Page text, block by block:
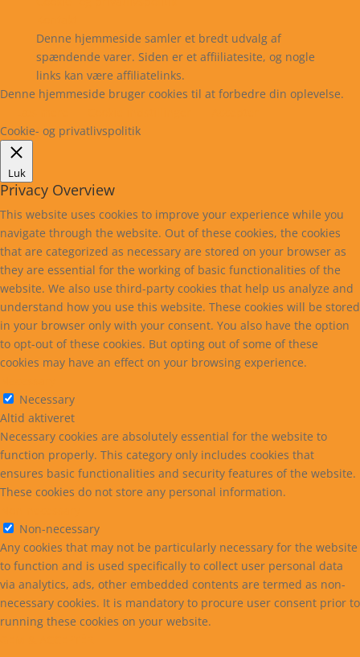
Denne hjemmeside samler et bredt udvalg af
spændende varer. Siden er et affiiliatesite, og nogle
links kan være affiliatelinks.
Denne hjemmeside bruger cookies til at forbedre din oplevelse.
Cookie- og privatlivspolitik
Luk
Privacy Overview
This website uses cookies to improve your experience while you
navigate through the website. Out of these cookies, the cookies
that are categorized as necessary are stored on your browser as
they are essential for the working of basic functionalities of the
website. We also use third-party cookies that help us analyze and
understand how you use this website. These cookies will be stored
in your browser only with your consent. You also have the option
to opt-out of these cookies. But opting out of some of these
cookies may have an effect on your browsing experience.
Necessary
Altid aktiveret
Necessary cookies are absolutely essential for the website to
function properly. This category only includes cookies that
ensures basic functionalities and security features of the website.
These cookies do not store any personal information.
Non-necessary
Any cookies that may not be particularly necessary for the website
to function and is used specifically to collect user personal data
via analytics, ads, other embedded contents are termed as non-
necessary cookies. It is mandatory to procure user consent prior to
running these cookies on your website.